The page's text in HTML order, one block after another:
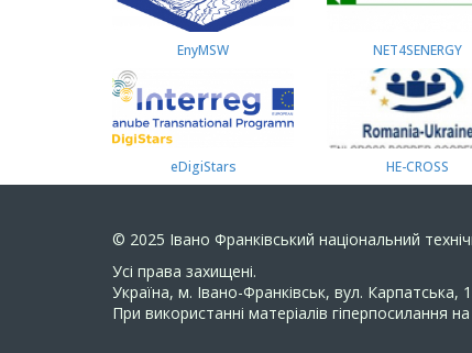
EnyMSW NET4SENERGY
eDigiStars HE-CROSS
© 2025 Івано Франківський національний
Усi права захищенi.
Україна, м. Івано-Франківськ, вул. Карпатська,
При використанні матеріалів гіперпосилання